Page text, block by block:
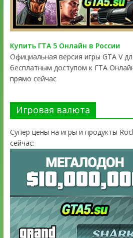
Купить ГТА 5 Онлайн в России
Официальная версия игры GTA V
бесплатным доступом к ГТА
прямо сейчас
Игровая валюта
Супер цены на игры и продукты
сейчас: